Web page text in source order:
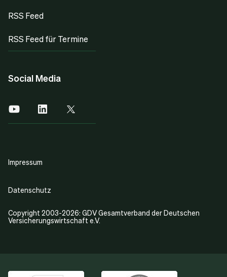
RSS Feed
RSS Feed für Termine
Social Media
Copyright 2003-2026: GDV Gesamtverband der Deutschen
Versicherungswirtschaft e.V.
Impressum
Datenschutz